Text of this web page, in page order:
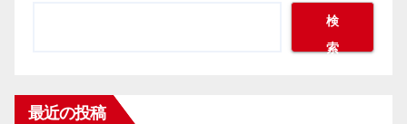
検
索
最近の投稿